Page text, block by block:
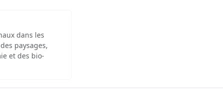
dans les
paysages,
et des bio-